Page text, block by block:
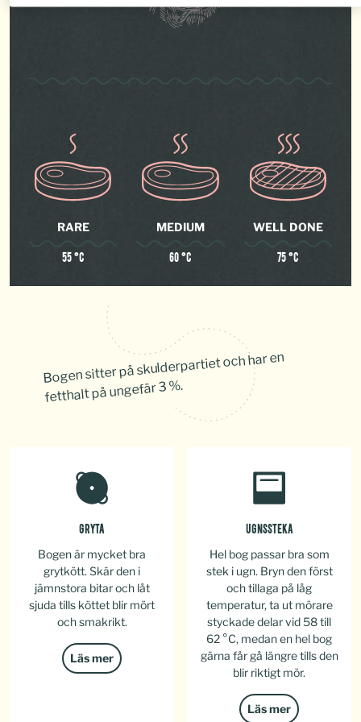
RARE
55 °C
MEDIUM
60 °C
WELL DONE
75 °C
Bogen sitter på skulderpartiet och har en
fetthalt på ungefär 3 %.
GRYTA
Bogen är mycket bra
grytkött. Skär den i
jämnstora bitar och låt
sjuda tills köttet blir mört
och smakrikt.
Läs mer
UGNSSTEKA
Hel bog passar bra som
stek i ugn. Bryn den först
och tillaga på låg
temperatur, ta ut mörare
styckade delar vid 58 till
62 °C, medan en hel bog
gärna får gå längre tills den
blir riktigt mör.
Läs mer